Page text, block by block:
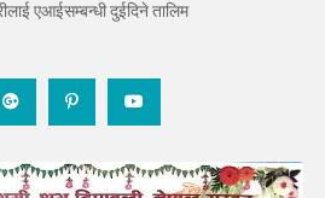
एआईसम्बन्धी दुईदिने तालिम